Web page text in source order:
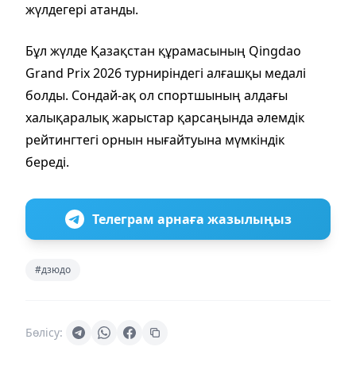
жүлдегері атанды.
Бұл жүлде Қазақстан құрамасының Qingdao
Grand Prix 2026 турниріндегі алғашқы медалі
болды. Сондай-ақ ол спортшының алдағы
халықаралық жарыстар қарсаңында әлемдік
рейтингтегі орнын нығайтуына мүмкіндік
береді.
Телеграм арнаға жазылыңыз
#дзюдо
Бөлісу: